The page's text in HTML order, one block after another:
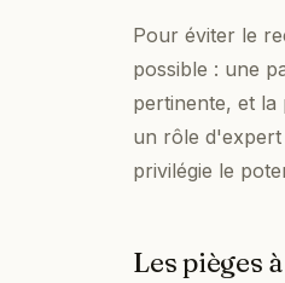
Pour éviter le
possible : une
pertinente, et la
un rôle d'expert
privilégie le
Les pièges